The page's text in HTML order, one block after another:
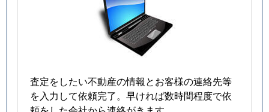
1,200万円
1,100万円
国分町
3,500万円
青葉通一番町
査定をしたい不動産の情報とお客様の連絡先等
を入力して依頼完了。早ければ数時間程度で依